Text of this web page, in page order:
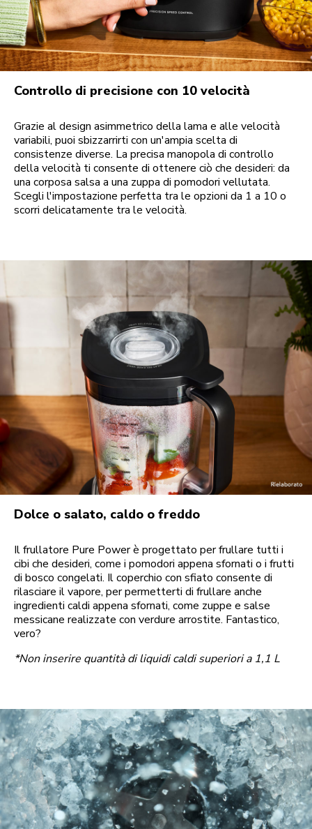
Controllo di precisione con 10 velocità
Grazie al design asimmetrico della lama e alle velocità
variabili, puoi sbizzarrirti con un'ampia scelta di
consistenze diverse. La precisa manopola di controllo
della velocità ti consente di ottenere ciò che desideri: da
una corposa salsa a una zuppa di pomodori vellutata.
Scegli l'impostazione perfetta tra le opzioni da 1 a 10 o
scorri delicatamente tra le velocità.
Dolce o salato, caldo o freddo
Il frullatore Pure Power è progettato per frullare tutti i
cibi che desideri, come i pomodori appena sfornati o i frutti
di bosco congelati. Il coperchio con sfiato consente di
rilasciare il vapore, per permetterti di frullare anche
ingredienti caldi appena sfornati, come zuppe e salse
messicane realizzate con verdure arrostite. Fantastico,
vero?
*Non inserire quantità di liquidi caldi superiori a 1,1 L